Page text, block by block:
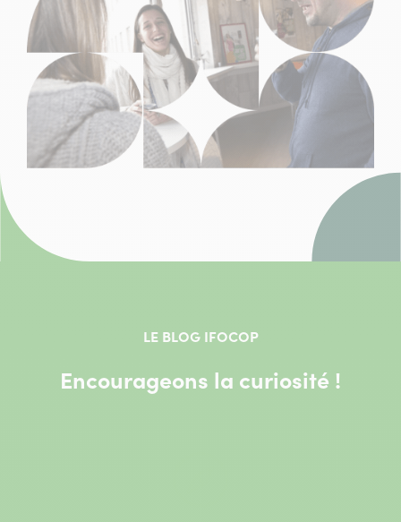
LE BLOG IFOCOP
Encourageons la curiosité !